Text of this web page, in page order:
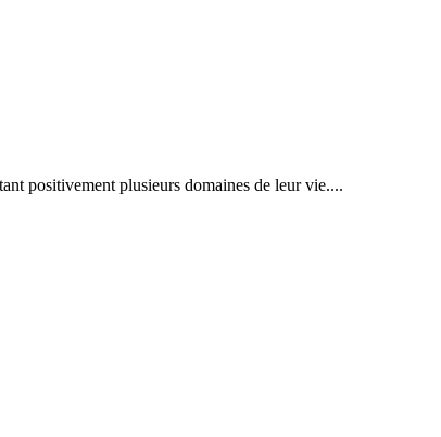
positivement plusieurs domaines de leur vie....